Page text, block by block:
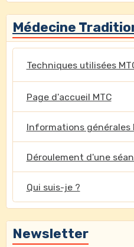
Médecine
Techniques utilisées
Page d'accueil MTC
Informations générales
Déroulement d'une
Qui suis-je ?
Newsletter